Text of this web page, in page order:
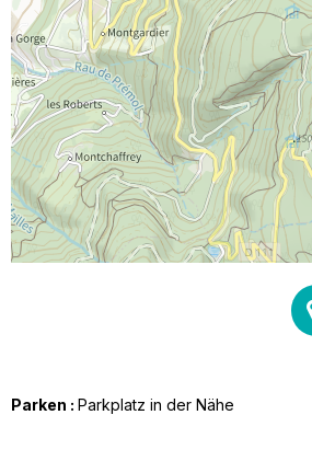
Parken : Parkplatz in der Nähe